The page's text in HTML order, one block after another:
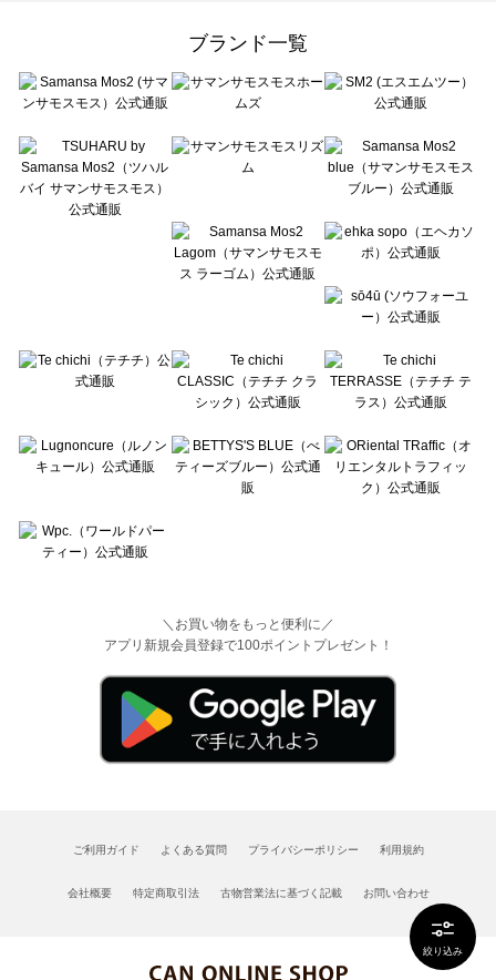
絞り込み
Te chichi（テチチ）の一覧
Te chichi CLASSIC（テチチ クラシック）の一覧
Lugnoncure（ルノンキュール）の一覧
BETTY'S BLUE（べティーズブルー）の一覧
Wpc.（ワールドパーティー）の一覧
ブランド一覧
＼お買い物をもっと便利に／
アプリ新規会員登録で100ポイントプレゼント！
ご利用ガイド よくある質問 プライバシーポリシー 利用規約
会社概要 特定商取引法 古物営業法に基づく記載 お問い合わせ